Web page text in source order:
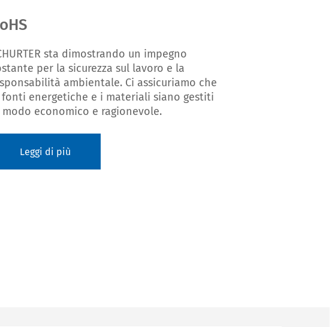
sta dimostrando un impegno
per la sicurezza sul lavoro e la
ambientale. Ci assicuriamo che
fonti energetiche e i materiali siano gestiti
economico e ragionevole.
Leggi di più